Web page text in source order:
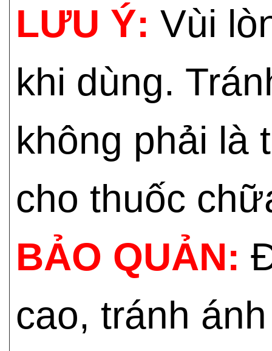
LƯU Ý: Vùi
khi dùng.
không phải là
cho thuốc
BẢO QUẢN:
cao, tránh